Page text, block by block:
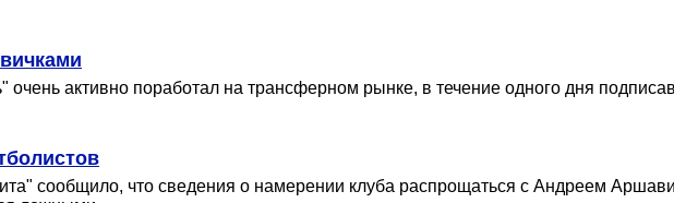
активно поработал на трансферном рынке, в течение одного дня
сообщило, что сведения о намерении клуба распрощаться с Андреем